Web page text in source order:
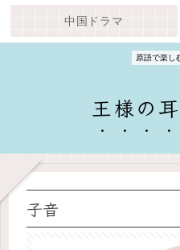
原語で楽し
王様の
中国ドラマ
子音